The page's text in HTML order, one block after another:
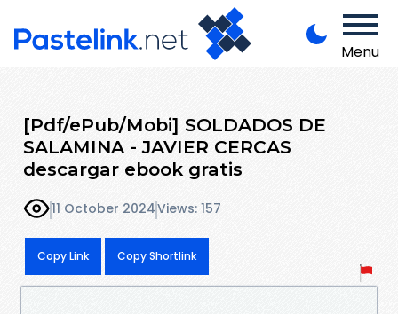
Menu
[Pdf/ePub/Mobi] SOLDADOS DE
SALAMINA - JAVIER CERCAS
descargar ebook gratis
11 October 2024Views: 157
Copy Link Copy Shortlink